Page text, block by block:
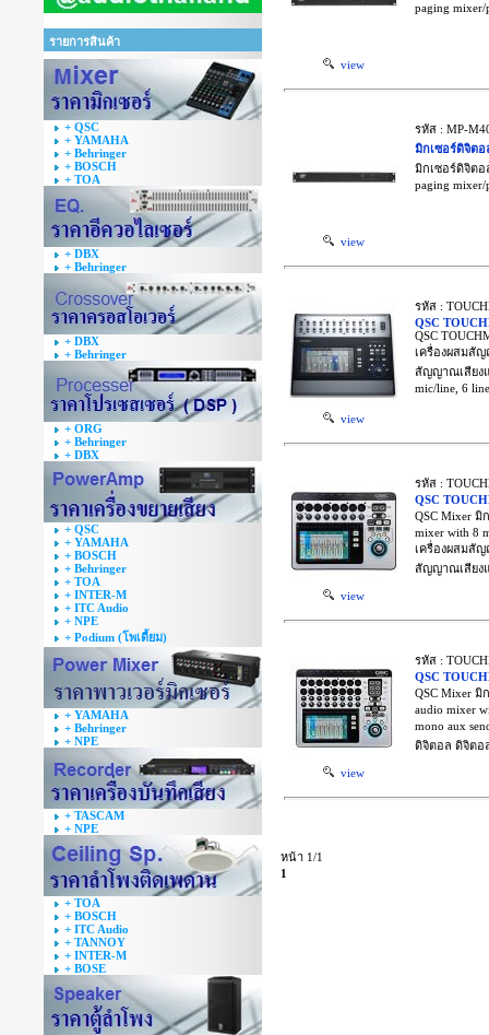
รายการสินค้า
+ QSC
+ YAMAHA
+ Behringer
+ BOSCH
+ TOA
+ DBX
+ Behringer
+ DBX
+ Behringer
+ ORG
+ Behringer
+ DBX
+ QSC
+ YAMAHA
+ BOSCH
+ Behringer
+ TOA
+ INTER-M
+ ITC Audio
+ NPE
+ Podium (โพเดี้ยม)
+ YAMAHA
+ Behringer
+ NPE
+ TASCAM
+ NPE
+ TOA
+ BOSCH
+ ITC Audio
+ TANNOY
+ INTER-M
+ BOSE
view
paging mixer/
view
รหัส : MP-
มิกเซอร์ดิจิตอ
มิกเซอร์ดิจิตอ
paging mixer/
view
รหัส :
QSC
QSC
เครื่องผสมสัญ
สัญญาณเสียงแ
mic/line, 6
view
รหัส :
QSC
QSC Mixer มิ
mixer with 8
เครื่องผสมสัญ
สัญญาณเสียง
view
รหัส :
QSC
QSC Mixer มิ
audio mixer
mono aux
ดิจิตอล ดิจิตอ
หน้า 1/1
1